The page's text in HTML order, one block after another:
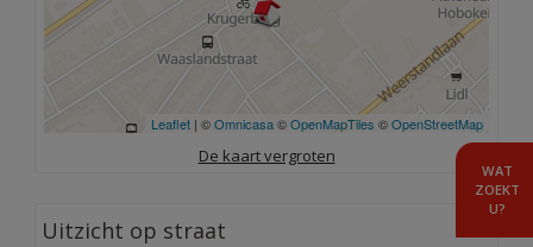
Leaflet | ©Omnicasa©OpenMapTiles ©OpenStreetMap
De kaart vergroten
Uitzicht op straat
WAT
ZOEKT
U?